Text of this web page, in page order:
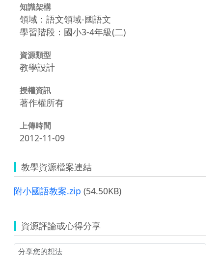
知識架構
領域：語文領域-國語文
學習階段：國小3-4年級(二)
資源類型
教學設計
授權資訊
著作權所有
上傳時間
2012-11-09
教學資源檔案連結
附小國語教案.zip (54.50KB)
資源評論或心得分享